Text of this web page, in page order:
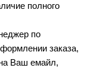
полного
по
заказа,
Ваш емайл,